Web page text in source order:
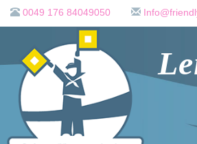
0049 176 84049050